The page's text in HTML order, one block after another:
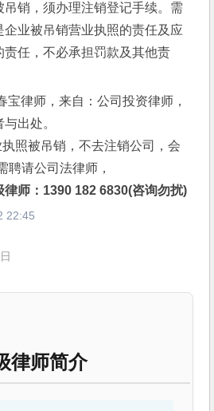
销，须办理注销登记手续。需
业被吊销营业执照的责任及应
责任，不必承担罚款及其他责
宝律师，来自：公司投资律师，
出处。
执照被吊销，不去注销公司，会
聘请公司法律师，
师：1390 182 6830(咨询勿扰)
22:45
律师简介